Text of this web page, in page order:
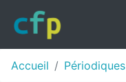
Accueil Périodiques